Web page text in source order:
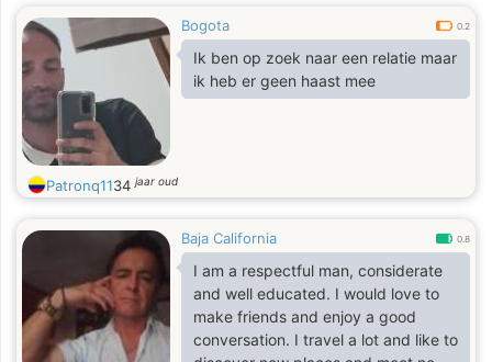
Bogota 0.2
Ik ben op zoek naar een relatie maar
ik heb er geen haast mee
Patronq1134jaar oud
Baja California 0.8
I am a respectful man, considerate
and well educated. I would love to
make friends and enjoy a good
conversation. I travel a lot and like to